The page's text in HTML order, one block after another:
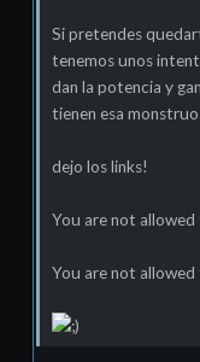
Si pretendes
tenemos unos
dan la potencia y
tienen esa
dejo los links!
You are not allowed
You are not allowed